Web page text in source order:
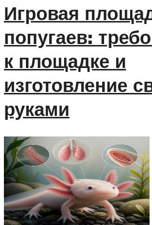
Игровая
попугаев:
к площадке и
изготовление
руками